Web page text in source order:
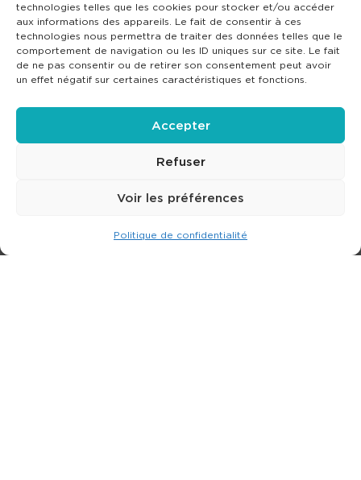
technologies telles que les cookies pour stocker et/ou accéder
aux informations des appareils. Le fait de consentir à ces
technologies nous permettra de traiter des données telles que le
comportement de navigation ou les ID uniques sur ce site. Le fait
de ne pas consentir ou de retirer son consentement peut avoir
un effet négatif sur certaines caractéristiques et fonctions.
Accepter
Refuser
Voir les préférences
Politique de confidentialité